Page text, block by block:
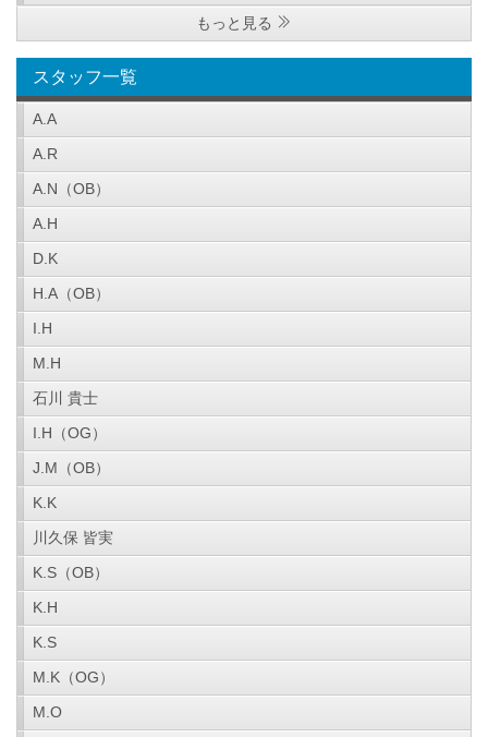
もっと見る
スタッフ一覧
A.A
A.R
A.N（OB）
A.H
D.K
H.A（OB）
I.H
M.H
石川 貴士
I.H（OG）
J.M（OB）
K.K
川久保 皆実
K.S（OB）
K.H
K.S
M.K（OG）
M.O